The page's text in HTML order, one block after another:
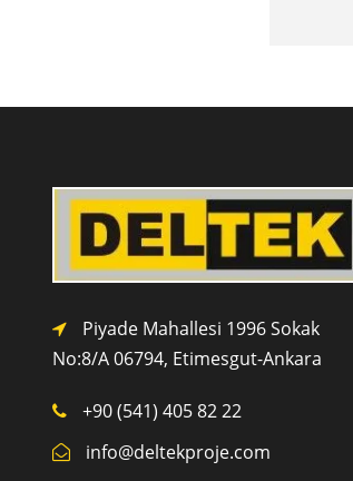
Piyade Mahallesi 1996 Sokak
No:8/A 06794, Etimesgut-Ankara
+90 (541) 405 82 22
info@deltekproje.com